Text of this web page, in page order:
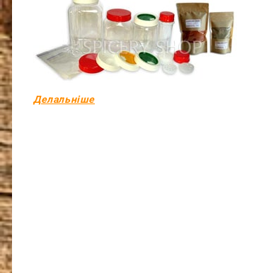
Делальніше